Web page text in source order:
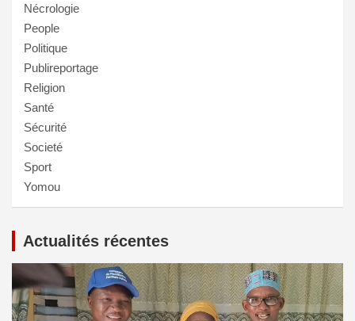
Nécrologie
People
Politique
Publireportage
Religion
Santé
Sécurité
Societé
Sport
Yomou
Actualités récentes